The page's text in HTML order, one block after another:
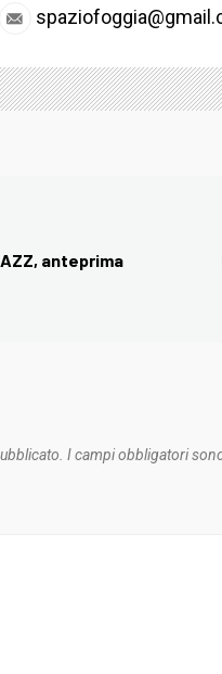
anteprima
I campi obbligatori